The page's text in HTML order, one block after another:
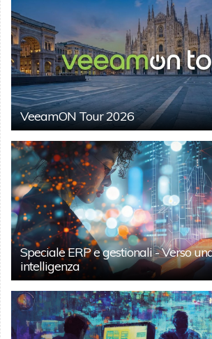
VeeamON Tour 2026
Speciale ERP e gestionali - Verso
intelligenza